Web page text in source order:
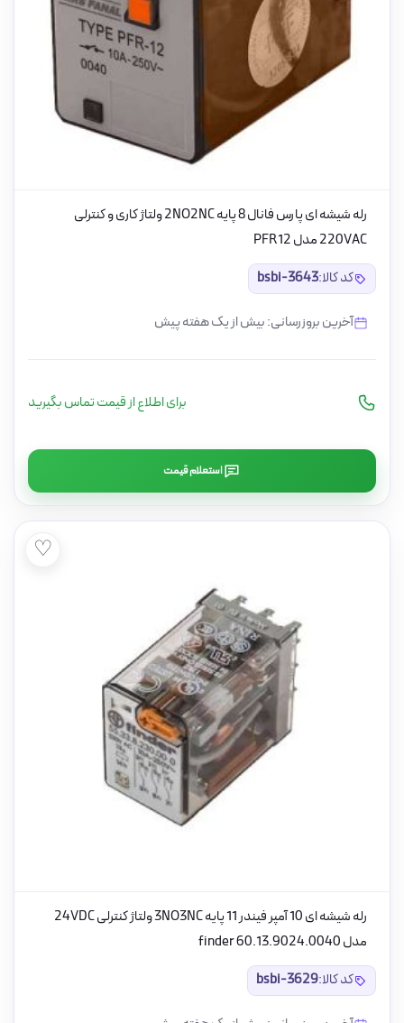
رله شیشه ای پارس فانال 8 پایه 2NO2NC ولتاژ کاری و کنترلی
220VAC مدل PFR12
کد کالا:bsbi-3643
آخرین بروزرسانی: بیش از یک هفته پیش
برای اطلاع از قیمت تماس بگیرید
استعلام قیمت
♡
رله شیشه ای 10 آمپر فیندر 11 پایه 3NO3NC ولتاژ کنترلی 24VDC
مدل finder 60.13.9024.0040
کد کالا:bsbi-3629